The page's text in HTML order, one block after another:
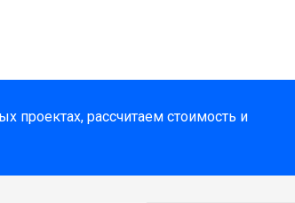
проектах, рассчитаем стоимость и